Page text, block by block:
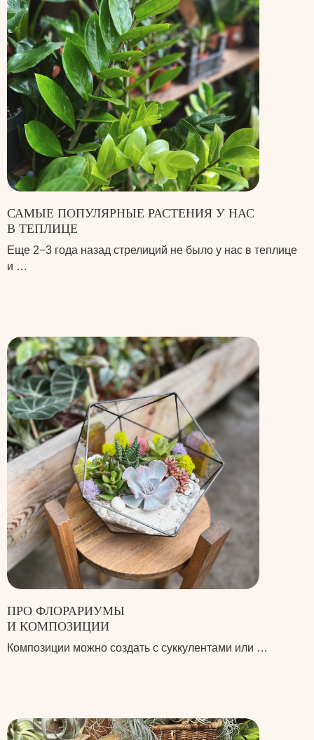
САМЫЕ ПОПУЛЯРНЫЕ РАСТЕНИЯ У НАС
В ТЕПЛИЦЕ
Еще 2−3 года назад стрелиций не было у нас в теплице
и …
ПРО ФЛОРАРИУМЫ
И КОМПОЗИЦИИ
Композиции можно создать с суккулентами или …